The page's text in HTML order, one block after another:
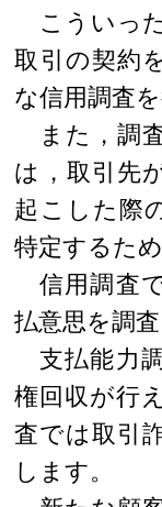
こういっ
取引の契約
な信用調査
また，調
は，取引先
起こした際
特定するた
信用調査
払意思を調査
支払能力
権回収が行
査では取引
します。